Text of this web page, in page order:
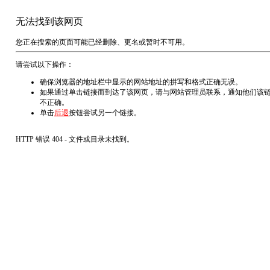
无法找到该网页
您正在搜索的页面可能已经删除、更名或暂时不可用。
请尝试以下操作：
确保浏览器的地址栏中显示的网站地址的拼写和格式正确无误。
如果通过单击链接而到达了该网页，请与网站管理员联系，通知他们该
不正确。
单击后退按钮尝试另一个链接。
HTTP 错误 404 - 文件或目录未找到。